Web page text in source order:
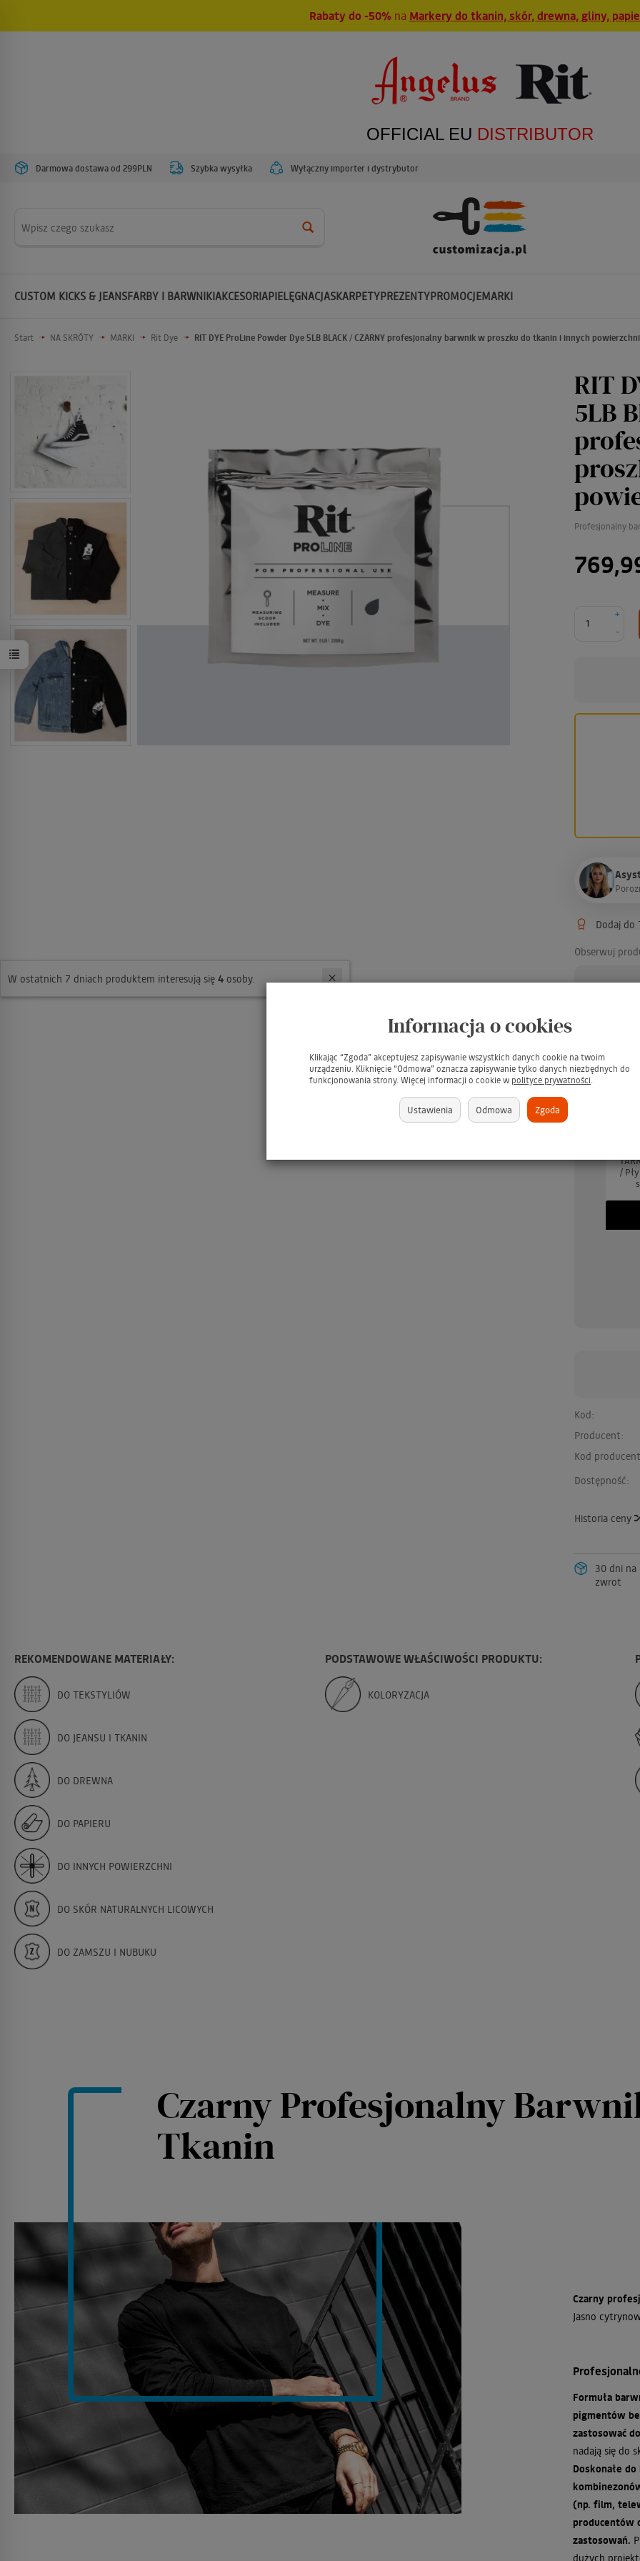
Rabaty do -50% na Markery do tkanin, skór, drewna, gliny,
OFFICIAL EU DISTRIBUTOR
Darmowa dostawa od 299PLN Szybka wysyłka Wyłączny importer i dystrybutor
CUSTOM KICKS & JEANSFARBY I BARWNIKIAKCESORIAPIELĘGNACJASKARPETYPREZENTYPROMOCJEMARKI
Start NA SKRÓTY MARKI Rit Dye RIT DYE ProLine Powder Dye 5LB BLACK / CZARNY profesjonalny barwnik w proszku do tkanin i innych powierzchni
RIT
5LB
Profesjonalny
-
+
Poroz
Dodaj do
Obserwuj
JACQUARD Tee Juice Fabric
TARRAGO Dubbin 50ml #00
/
Kod:
Producent:
Kod
Dostępność:
Historia ceny
30 dni na
zwrot
REKOMENDOWANE MATERIAŁY:
DO TEKSTYLIÓW
DO JEANSU I TKANIN
DO DREWNA
DO PAPIERU
DO INNYCH POWIERZCHNI
DO SKÓR NATURALNYCH LICOWYCH
DO ZAMSZU I NUBUKU
PODSTAWOWE WŁAŚCIWOŚCI PRODUKTU:
KOLORYZACJA
Czarny Profesjonalny
Tkanin
Czarny
Jasno
Formuła
pigmentów
zastosować
nadają się do
Doskonałe
(np. film,
producentów
zastosowań.
dużych
W ostatnich 7 dniach produktem interesują się 4 osoby.
Informacja o cookies
Klikając “Zgoda” akceptujesz zapisywanie wszystkich danych cookie na twoim
urządzeniu. Kliknięcie “Odmowa” oznacza zapisywanie tylko danych niezbędnych do
funkcjonowania strony. Więcej informacji o cookie w polityce prywatności.
Ustawienia Odmowa Zgoda